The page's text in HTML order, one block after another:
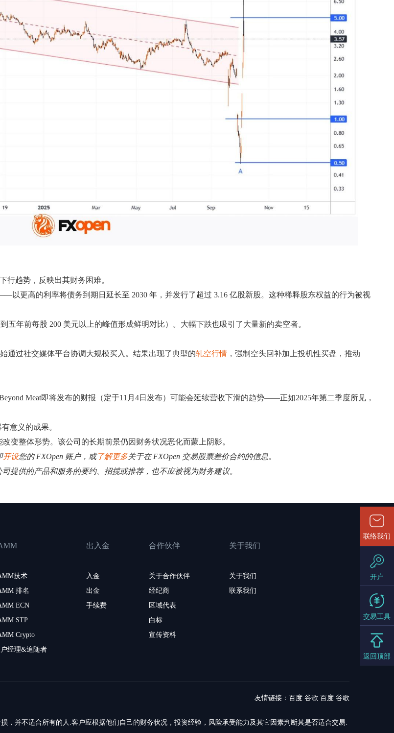
行趋势，反映出其财务困难。
以更高的利率将债务到期日延长至 2030 年，并发行了超过 3.16 亿股新股。这种稀释股东权益的行为被视
年前每股 200 美元以上的峰值形成鲜明对比）。大幅下跌也吸引了大量新的卖空者。
通过社交媒体平台协调大规模买入。结果出现了典型的轧空行情，强制空头回补加上投机性买盘，推动
Meat即将发布的财报（定于11月4日发布）可能会延续营收下滑的趋势——正如2025年第二季度所见，
意义的成果。
变整体形势。该公司的长期前景仍因财务状况恶化而蒙上阴影。
开设您的 FXOpen 账户，或了解更多关于在 FXOpen 交易股票差价合约的信息。
提供的产品和服务的要约、招揽或推荐，也不应被视为财务建议。
技术
排名
ECN
STP
Crypto
经理&追随者
出入金
入金
出金
手续费
合作伙伴
关于合作伙伴
经纪商
区域代表
白标
宣传资料
关于我们
关于我们
联系我们
友情链接：百度 谷歌 百度 谷歌
，并不适合所有的人.客户应根据他们自己的财务状况，投资经验，风险承受能力及其它因素判断其是否适合交易.
联络我们
开户
交易工具
返回顶部